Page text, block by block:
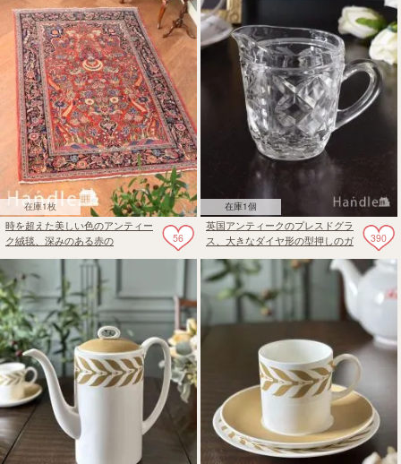
在庫1枚
56
時を超えた美しい色のアンティー
ク絨毯、深みのある赤の
在庫1個
390
英国アンティークのプレスドグラ
ス、大きなダイヤ形の型押しのガ